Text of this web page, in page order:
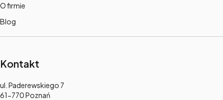
O firmie
Blog
Kontakt
Adres:
ul. Paderewskiego 7
61-770 Poznań